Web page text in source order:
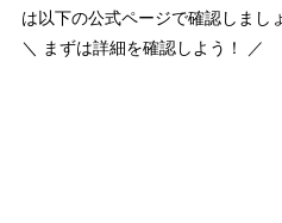
は以下の公式ページで確認しまし
＼ まずは詳細を確認しよう！ ／